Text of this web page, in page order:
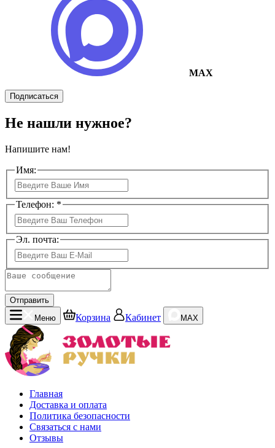
MAX
Подписаться
Не нашли нужное?
Напишите нам!
Имя:
Телефон: *
Эл. почта:
Отправить
Меню
Корзина Кабинет MAX
Главная
Доставка и оплата
Политика безопасности
Связаться с нами
Отзывы